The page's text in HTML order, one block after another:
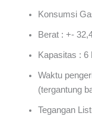
Konsumsi
Berat : +-
Kapasitas : 6
Waktu
(tergantung
Tegangan